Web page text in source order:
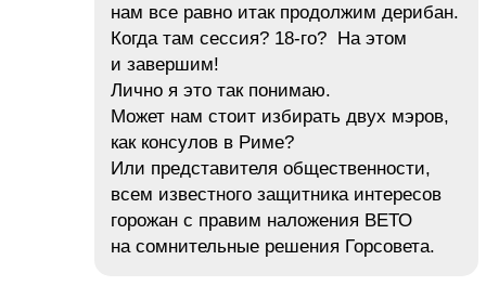
нам все равно итак продолжим дерибан.
Когда там сессия? 18-го? На этом
и завершим!
Лично я это так понимаю.
Может нам стоит избирать двух мэров,
как консулов в Риме?
Или представителя общественности,
всем известного защитника интересов
горожан с правим наложения ВЕТО
на сомнительные решения Горсовета.